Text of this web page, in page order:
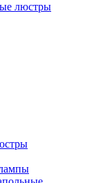
люстры